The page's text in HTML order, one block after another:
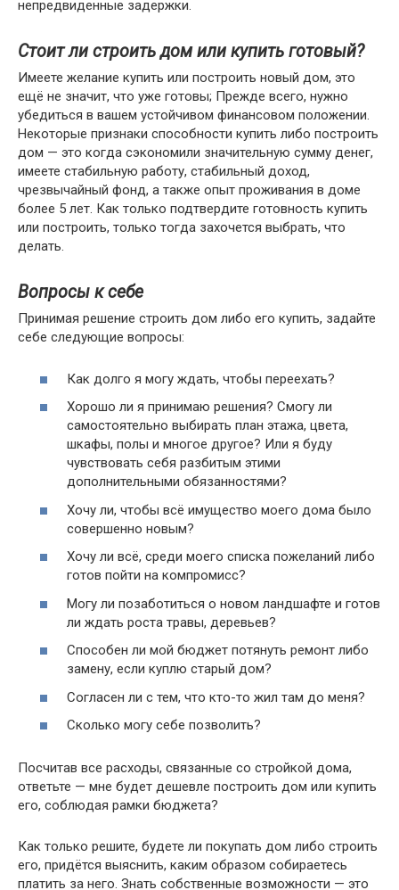
непредвиденные задержки.
Стоит ли строить дом или купить готовый?
Имеете желание купить или построить новый дом, это
ещё не значит, что уже готовы; Прежде всего, нужно
убедиться в вашем устойчивом финансовом положении.
Некоторые признаки способности купить либо построить
дом — это когда сэкономили значительную сумму денег,
имеете стабильную работу, стабильный доход,
чрезвычайный фонд, а также опыт проживания в доме
более 5 лет. Как только подтвердите готовность купить
или построить, только тогда захочется выбрать, что
делать.
Вопросы к себе
Принимая решение строить дом либо его купить, задайте
себе следующие вопросы:
Как долго я могу ждать, чтобы переехать?
Хорошо ли я принимаю решения? Смогу ли
самостоятельно выбирать план этажа, цвета,
шкафы, полы и многое другое? Или я буду
чувствовать себя разбитым этими
дополнительными обязанностями?
Хочу ли, чтобы всё имущество моего дома было
совершенно новым?
Хочу ли всё, среди моего списка пожеланий либо
готов пойти на компромисс?
Могу ли позаботиться о новом ландшафте и готов
ли ждать роста травы, деревьев?
Способен ли мой бюджет потянуть ремонт либо
замену, если куплю старый дом?
Согласен ли с тем, что кто-то жил там до меня?
Сколько могу себе позволить?
Посчитав все расходы, связанные со стройкой дома,
ответьте — мне будет дешевле построить дом или купить
его, соблюдая рамки бюджета?
Как только решите, будете ли покупать дом либо строить
его, придётся выяснить, каким образом собираетесь
платить за него. Знать собственные возможности — это